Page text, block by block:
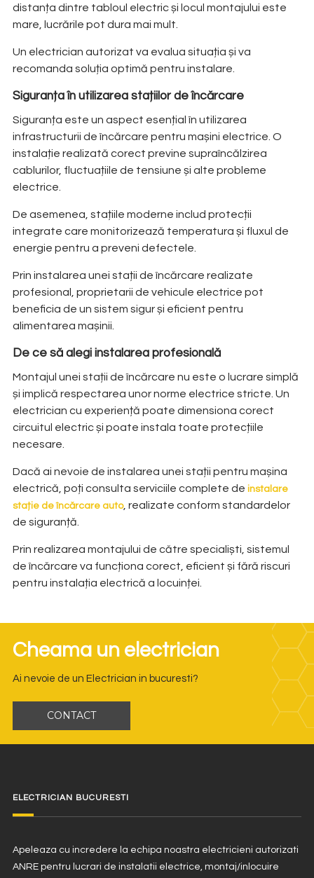
distanța dintre tabloul electric și locul montajului este
mare, lucrările pot dura mai mult.
Un electrician autorizat va evalua situația și va
recomanda soluția optimă pentru instalare.
Siguranța în utilizarea stațiilor de încărcare
Siguranța este un aspect esențial în utilizarea
infrastructurii de încărcare pentru mașini electrice. O
instalație realizată corect previne supraîncălzirea
cablurilor, fluctuațiile de tensiune și alte probleme
electrice.
De asemenea, stațiile moderne includ protecții
integrate care monitorizează temperatura și fluxul de
energie pentru a preveni defectele.
Prin instalarea unei stații de încărcare realizate
profesional, proprietarii de vehicule electrice pot
beneficia de un sistem sigur și eficient pentru
alimentarea mașinii.
De ce să alegi instalarea profesională
Montajul unei stații de încărcare nu este o lucrare simplă
și implică respectarea unor norme electrice stricte. Un
electrician cu experiență poate dimensiona corect
circuitul electric și poate instala toate protecțiile
necesare.
Dacă ai nevoie de instalarea unei stații pentru mașina
electrică, poți consulta serviciile complete de instalare
stație de încărcare auto, realizate conform standardelor
de siguranță.
Prin realizarea montajului de către specialiști, sistemul
de încărcare va funcționa corect, eficient și fără riscuri
pentru instalația electrică a locuinței.
Cheama un electrician
Ai nevoie de un Electrician in bucuresti?
CONTACT
ELECTRICIAN BUCURESTI
Apeleaza cu incredere la echipa noastra electricieni autorizati
ANRE pentru lucrari de instalatii electrice, montaj/inlocuire